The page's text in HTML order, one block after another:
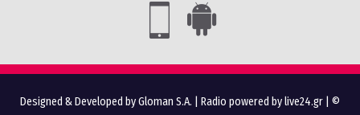
Designed & Developed by Gloman S.A. Radio powered by live24.gr | ©